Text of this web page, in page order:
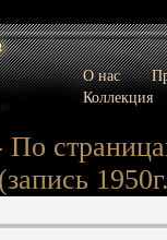
О нас
Коллекция
По